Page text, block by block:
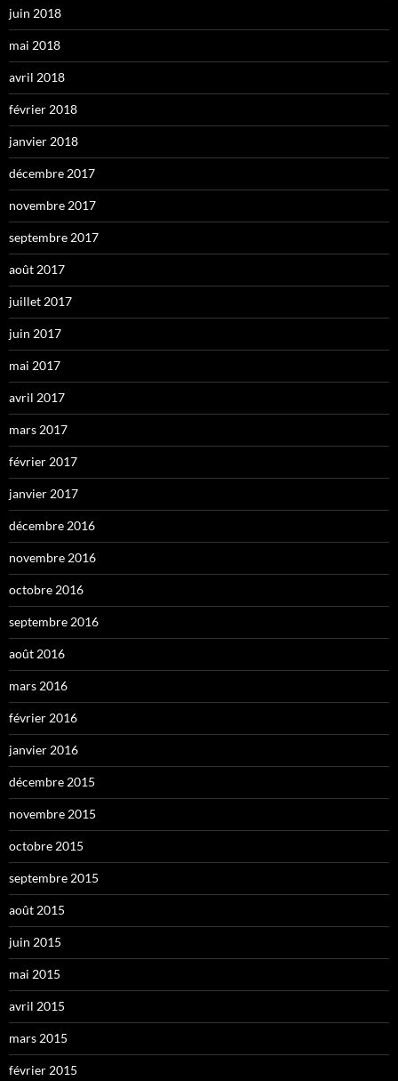
juin 2018
mai 2018
avril 2018
février 2018
janvier 2018
décembre 2017
novembre 2017
septembre 2017
août 2017
juillet 2017
juin 2017
mai 2017
avril 2017
mars 2017
février 2017
janvier 2017
décembre 2016
novembre 2016
octobre 2016
septembre 2016
août 2016
mars 2016
février 2016
janvier 2016
décembre 2015
novembre 2015
octobre 2015
septembre 2015
août 2015
juin 2015
mai 2015
avril 2015
mars 2015
février 2015